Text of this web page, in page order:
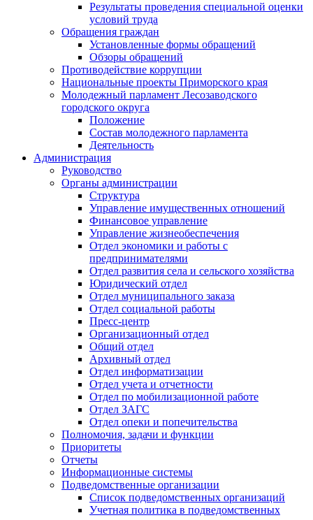
Результаты проведения специальной оценки
условий труда
Обращения граждан
Установленные формы обращений
Обзоры обращений
Противодействие коррупции
Национальные проекты Приморского края
Молодежный парламент Лесозаводского
городского округа
Положение
Состав молодежного парламента
Деятельность
Администрация
Руководство
Органы администрации
Структура
Управление имущественных отношений
Финансовое управление
Управление жизнеобеспечения
Отдел экономики и работы с
предпринимателями
Отдел развития села и сельского хозяйства
Юридический отдел
Отдел муниципального заказа
Отдел социальной работы
Пресс-центр
Организационный отдел
Общий отдел
Архивный отдел
Отдел информатизации
Отдел учета и отчетности
Отдел по мобилизационной работе
Отдел ЗАГС
Отдел опеки и попечительства
Полномочия, задачи и функции
Приоритеты
Отчеты
Информационные системы
Подведомственные организации
Список подведомственных организаций
Учетная политика в подведомственных